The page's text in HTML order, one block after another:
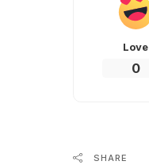
Love
0
SHARE